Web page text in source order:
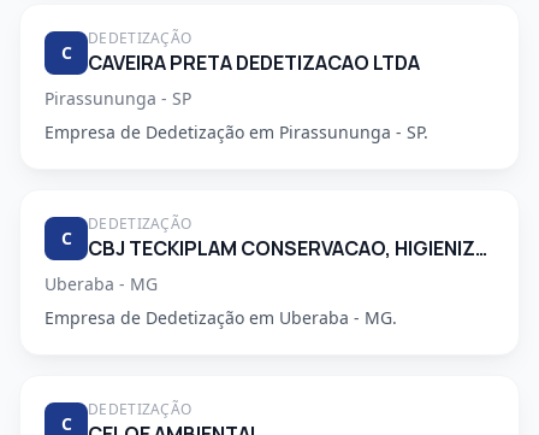
C
DEDETIZAÇÃO
CAVEIRA PRETA DEDETIZACAO LTDA
Pirassununga - SP
Empresa de Dedetização em Pirassununga - SP.
C
DEDETIZAÇÃO
CBJ TECKIPLAM CONSERVACAO, HIGIENIZACAO E LIMPEZA.
Uberaba - MG
Empresa de Dedetização em Uberaba - MG.
C
DEDETIZAÇÃO